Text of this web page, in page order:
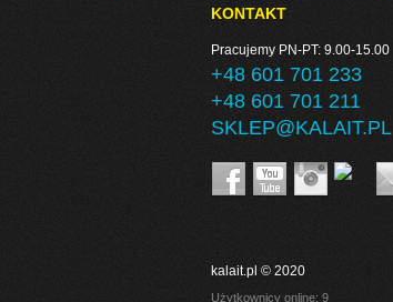
KONTAKT
Pracujemy PN-PT: 9.00-15.00
+48 601 701 233
+48 601 701 211
SKLEP@KALAIT.PL
kalait.pl © 2020
Użytkownicy online: 9